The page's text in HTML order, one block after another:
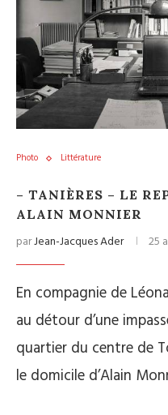
Photo Littérature
– TANIÈRES – LE
ALAIN MONNIER
parJean-Jacques Ader 25
En compagnie de
au détour d’une
quartier du centre de
le domicile d’Alain